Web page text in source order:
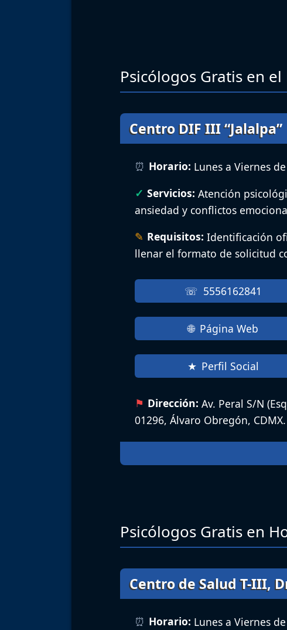
Psicólogos Gratis en el
Centro DIF III “Jalalpa”
Horario: Lunes a Viernes
Servicios: Atención
ansiedad y conflictos
Requisitos: Identificación
llenar el formato de solicitud
5556162841
Página Web
Perfil Social
Dirección: Av. Peral S/N
01296, Álvaro Obregón, CDMX.
Psicólogos Gratis en
Centro de Salud T-III,
Horario: Lunes a Viernes